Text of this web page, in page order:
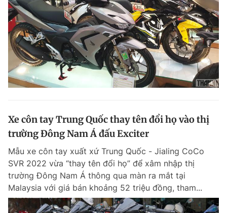
Xe côn tay Trung Quốc thay tên đổi họ vào thị
trường Đông Nam Á đấu Exciter
Mẫu xe côn tay xuất xứ Trung Quốc - Jialing CoCo
SVR 2022 vừa “thay tên đổi họ” để xâm nhập thị
trường Đông Nam Á thông qua màn ra mắt tại
Malaysia với giá bán khoảng 52 triệu đồng, tham...